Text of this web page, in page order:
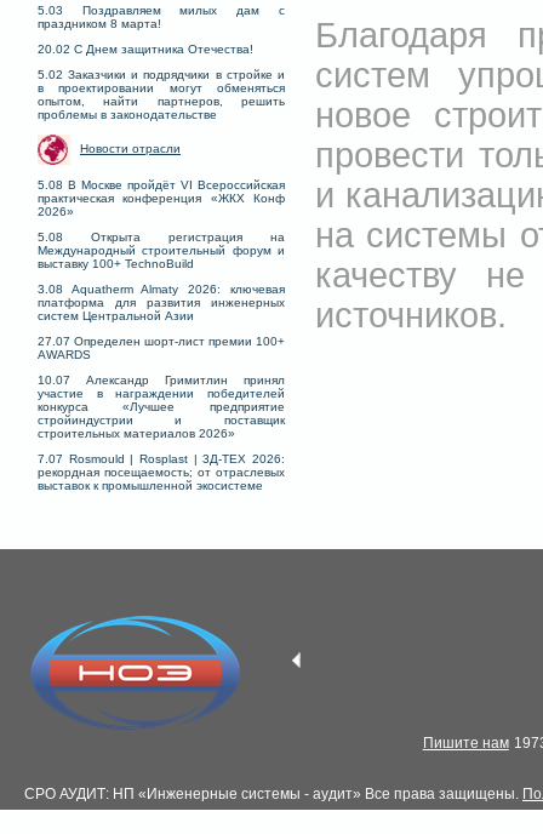
5.03 Поздравляем милых дам с
праздником 8 марта!
20.02 С Днем защитника Отечества!
5.02 Заказчики и подрядчики в стройке и
в проектировании могут обменяться
опытом, найти партнеров, решить
проблемы в законодательстве
Новости отрасли
5.08 В Москве пройдёт VI Всероссийская
практическая конференция «ЖКХ Конф
2026»
5.08 Открыта регистрация на
Международный строительный форум и
выставку 100+ TechnoBuild
3.08 Aquatherm Almaty 2026: ключевая
платформа для развития инженерных
систем Центральной Азии
27.07 Определен шорт-лист премии 100+
AWARDS
10.07 Александр Гримитлин принял
участие в награждении победителей
конкурса «Лучшее предприятие
стройиндустрии и поставщик
строительных материалов 2026»
7.07 Rosmould | Rosplast | 3Д-ТЕХ 2026:
рекордная посещаемость; от отраслевых
выставок к промышленной экосистеме
Благодаря
систем
новое
провести
и
на системы
качеству
источников.
СРО АУДИТ: НП «Инженерные системы - аудит» Все права защищены.
Пишите нам